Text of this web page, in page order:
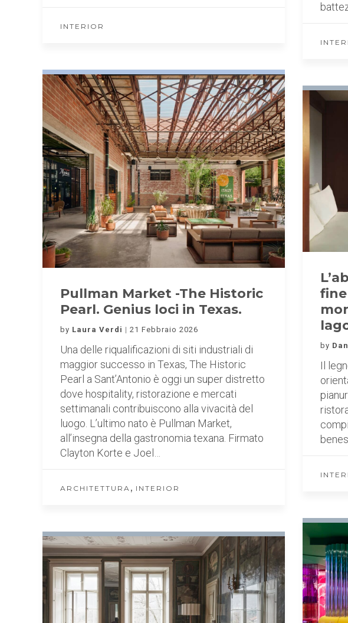
INTERIOR
Pullman Market -The Historic
Pearl. Genius loci in Texas.
by Laura Verdi 21 Febbraio 2026
Una delle riqualificazioni di siti industriali di
maggior successo in Texas, The Historic
Pearl a Sant’Antonio è oggi un super distretto
dove hospitality, ristorazione e mercati
settimanali contribuiscono alla vivacità del
luogo. L’ultimo nato è Pullman Market,
all’insegna della gastronomia texana. Firmato
Clayton Korte e Joel…
ARCHITETTURA , INTERIOR
by
Il